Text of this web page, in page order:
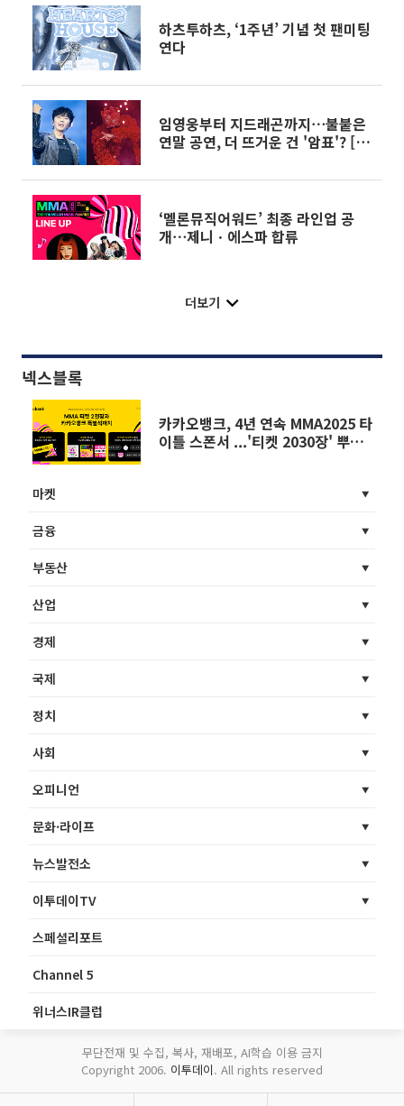
하츠투하츠, ‘1주년’ 기념 첫 팬미팅
연다
임영웅부터 지드래곤까지⋯불붙은
연말 공연, 더 뜨거운 건 '암표'? [엔
‘멜론뮤직어워드’ 최종 라인업 공
개⋯제니ㆍ에스파 합류
더보기
넥스블록
카카오뱅크, 4년 연속 MMA2025 타
이틀 스폰서 ...'티켓 2030장' 뿌린
마켓
금융
부동산
산업
경제
국제
정치
사회
오피니언
문화·라이프
뉴스발전소
이투데이TV
스페셜리포트
Channel 5
위너스IR클럽
무단전재 및 수집, 복사, 재배포, AI학습 이용 금지
Copyright 2006. 이투데이. All rights reserved